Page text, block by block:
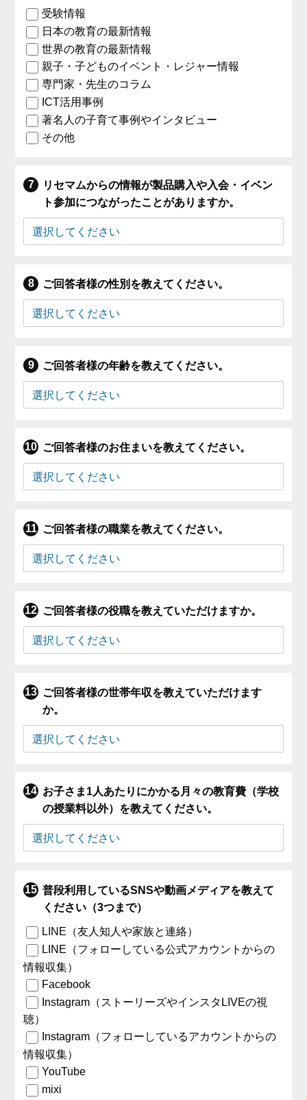
受験情報
日本の教育の最新情報
世界の教育の最新情報
親子・子どものイベント・レジャー情報
専門家・先生のコラム
ICT活用事例
著名人の子育て事例やインタビュー
その他
リセマムからの情報が製品購入や入会・イベン
ト参加につながったことがありますか。
ご回答者様の性別を教えてください。
ご回答者様の年齢を教えてください。
ご回答者様のお住まいを教えてください。
ご回答者様の職業を教えてください。
ご回答者様の役職を教えていただけますか。
ご回答者様の世帯年収を教えていただけます
か。
お子さま1人あたりにかかる月々の教育費（学校
の授業料以外）を教えてください。
普段利用しているSNSや動画メディアを教えて
ください（3つまで）
LINE（友人知人や家族と連絡）
LINE（フォローしている公式アカウントからの
情報収集）
Facebook
Instagram（ストーリーズやインスタLIVEの視
聴）
Instagram（フォローしているアカウントからの
情報収集）
YouTube
mixi